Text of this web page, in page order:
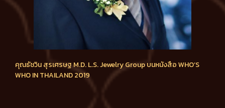
คุณธัชวิน สุรเศรษฐ M.D. L.S. Jewelry Group บนหนังสือ WHO’S
WHO IN THAILAND 2019